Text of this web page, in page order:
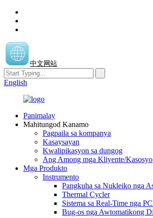
中文网站
English
Panimalay
Mahitungod Kanamo
Pagpaila sa kompanya
Kasaysayan
Kwalipikasyon sa dungog
Ang Among mga Kliyente/Kasosyo
Mga Produkto
Instrumento
Pangkuha sa Nukleiko nga
Thermal Cycler
Sistema sa Real-Time nga
Bug-os nga Awtomatikong